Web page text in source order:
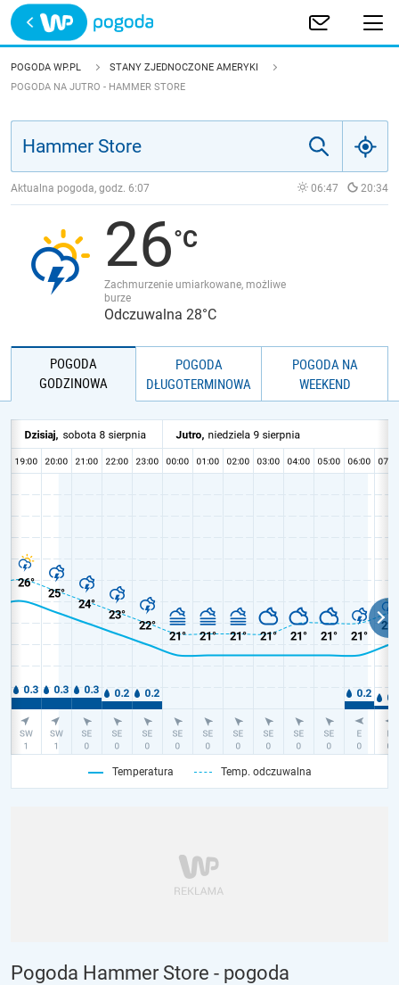
Trwa ładowanie
POLSKA
JAKOŚĆ POWIETRZA
POGODA WP.PL
STANY ZJEDNOCZONE AMERYKI
POGODA NA JUTRO - HAMMER STORE
Aktualna pogoda, godz. 6:07 06:47 20:34
26
Zachmurzenie umiarkowane, możliwe
burze
Odczuwalna 28°C
POGODA
GODZINOWA
POGODA
DŁUGOTERMINOWA
POGODA NA
WEEKEND
Temperatura Temp. odczuwalna
Pogoda Hammer Store - pogoda